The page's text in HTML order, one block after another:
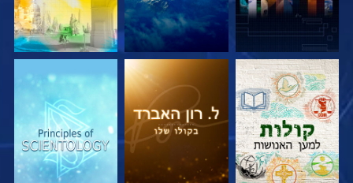
בדוק את הסדרה בדוק את הסדרה בדוק את הסדרה